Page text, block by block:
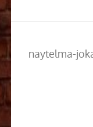
naytelma-